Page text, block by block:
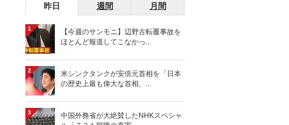
昨日 週間 月間
1
【今週のサンモニ】辺野古転覆事故を
ほとんど報道してこなかっ...
2
米シンクタンクが安倍元首相を「日本
の歴史上最も偉大な首相、...
3
中国外務省が大絶賛したNHKスペシャ